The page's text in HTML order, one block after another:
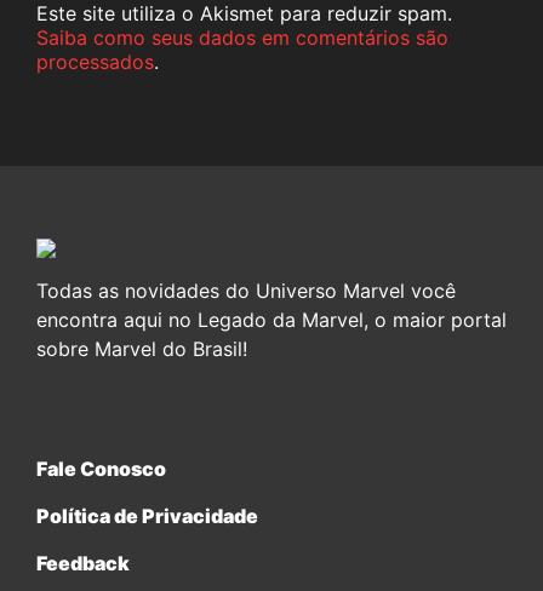
Este site utiliza o Akismet para reduzir spam.
Saiba como seus dados em comentários são
processados.
Todas as novidades do Universo Marvel você
encontra aqui no Legado da Marvel, o maior portal
sobre Marvel do Brasil!
Fale Conosco
Política de Privacidade
Feedback